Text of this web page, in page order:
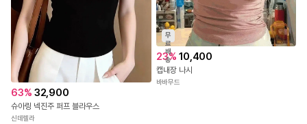
63% 32,900
슈아링 넥진주 퍼프 블라우스
신데렐라
무
료
배
송
23% 10,400
캡내장 나시
바바무드